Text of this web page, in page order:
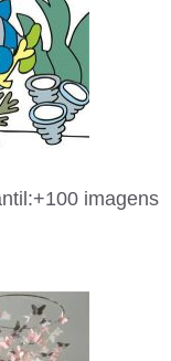
imagens